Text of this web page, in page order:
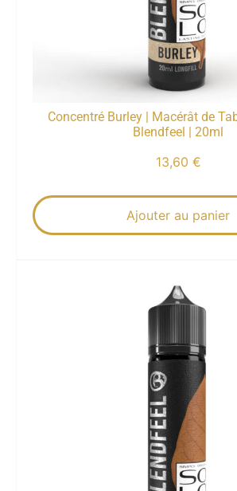
Concentré Burley | Macérât de
Blendfeel | 20ml
13,60 €
Ajouter au panier